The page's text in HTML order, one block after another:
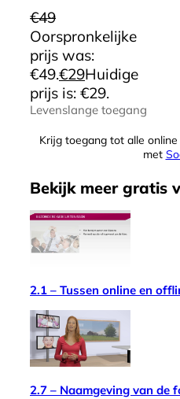
€49
Oorspronkelijke
prijs was:
€49.€29Huidige
prijs is: €29.
Levenslange toegang
Krijg toegang tot alle
met
Bekijk meer gratis
2.1 – Tussen online en
2.7 – Naamgeving van de